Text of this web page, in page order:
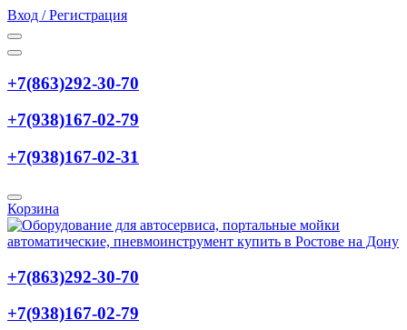
Вход / Регистрация
+7(863)292-30-70
+7(938)167-02-79
+7(938)167-02-31
Корзина
+7(863)292-30-70
+7(938)167-02-79